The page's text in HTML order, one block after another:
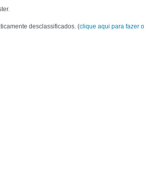
desclassificados. (clique aqui para fazer o